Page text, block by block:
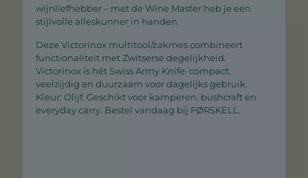
wijnliefhebber – met de Wine Master heb je een
stijlvolle alleskunner in handen.
Deze Victorinox multitool/zakmes combineert
functionaliteit met Zwitserse degelijkheid.
Victorinox is hét Swiss Army Knife: compact,
veelzijdig en duurzaam voor dagelijks gebruik.
Kleur: Olijf. Geschikt voor kamperen, bushcraft en
everyday carry. Bestel vandaag bij FØRSKELL.